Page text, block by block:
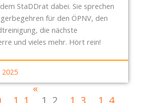
StaDDrat dabei. Sie sprechen
für den ÖPNV, den
die nächste
und vieles mehr. Hört rein!
«
11 12 13
14